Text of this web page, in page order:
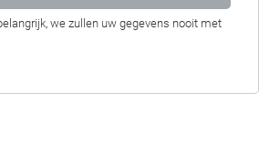
we zullen uw gegevens nooit met